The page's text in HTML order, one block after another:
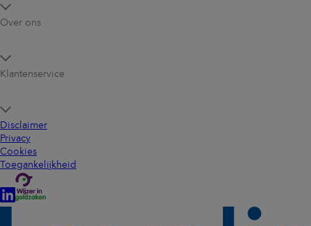
Over ons
Klantenservice
Disclaimer
Privacy
Cookies
Toegankelijkheid